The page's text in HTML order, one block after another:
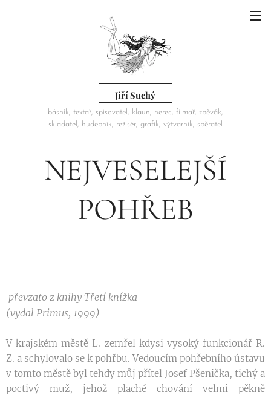
Jiří Suchý
básník, textař, spisovatel, klaun, herec, filmař, zpěvák,
skladatel, hudebník, režisér, grafik, výtvarník, sběratel
NEJVESELEJŠÍ
POHŘEB
převzato z knihy Třetí knížka
(vydal Primus, 1999)
V krajském městě L. zemřel kdysi vysoký funkcionář R.
Z. a schylovalo se k pohřbu. Vedoucím pohřebního ústavu
v tomto městě byl tehdy můj přítel Josef Pšenička, tichý a
poctivý muž, jehož plaché chování velmi pěkně